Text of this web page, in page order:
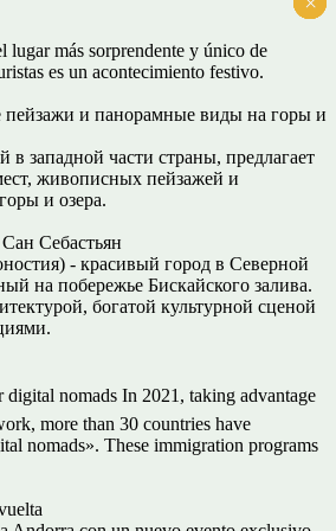
lugar más sorprendente y único de
es un acontecimiento festivo.
и панорамные виды на горы и
западной части страны, предлагает
живописных пейзажей и
и озера.
Себастьян
- красивый город в Северной
на побережье Бискайского залива.
богатой культурной сценой
nomads In 2021, taking advantage
more than 30 countries have
nomads». These immigration programs